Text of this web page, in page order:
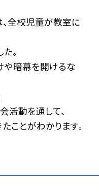
全校児童が教室に
。
や暗幕を開けるな
活動を通して、
ことがわかります。